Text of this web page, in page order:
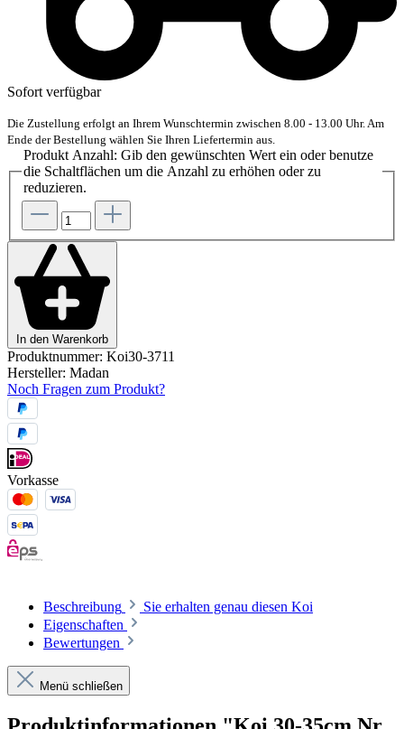
Sofort verfügbar
Die Zustellung erfolgt an Ihrem Wunschtermin zwischen 8.00 - 13.00 Uhr. Am
Ende der Bestellung wählen Sie Ihren Liefertermin aus.
Produkt Anzahl: Gib den gewünschten Wert ein oder benutze
die Schaltflächen um die Anzahl zu erhöhen oder zu
reduzieren.
In den Warenkorb
Produktnummer: Koi30-3711
Hersteller: Madan
Noch Fragen zum Produkt?
Vorkasse
Beschreibung
Sie erhalten genau diesen Koi
Eigenschaften
Bewertungen
Menü schließen